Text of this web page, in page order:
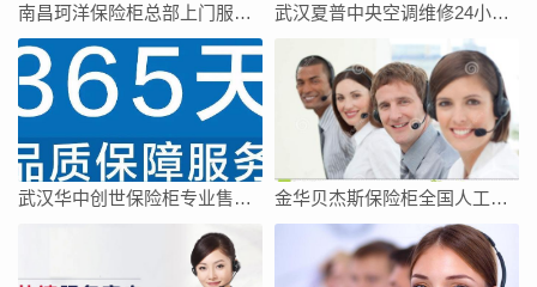
南昌珂洋保险柜总部上门服务电话 武汉夏普中央空调维修24小时上门服务今日客服热线
武汉华中创世保险柜专业售后维修中心 金华贝杰斯保险柜全国人工客服点热线号码全市网点